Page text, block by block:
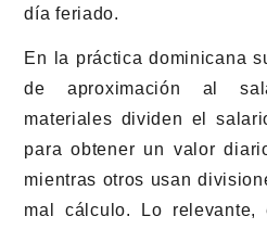
día feriado.
En la práctica dominicana
de aproximación al
materiales dividen el
para obtener un valor
mientras otros usan
mal cálculo. Lo